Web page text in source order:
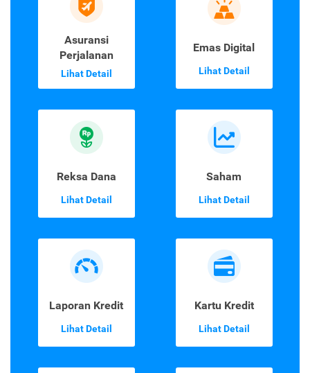
Asuransi
Perjalanan
Lihat Detail
Emas Digital
Lihat Detail
Reksa Dana
Lihat Detail
Saham
Lihat Detail
Laporan Kredit
Lihat Detail
Kartu Kredit
Lihat Detail